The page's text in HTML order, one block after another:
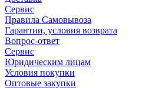
Сервис
Правила Самовывоза
Гарантии, условия возврата
Вопрос-ответ
Сервис
Юридическим лицам
Условия покупки
Оптовые закупки